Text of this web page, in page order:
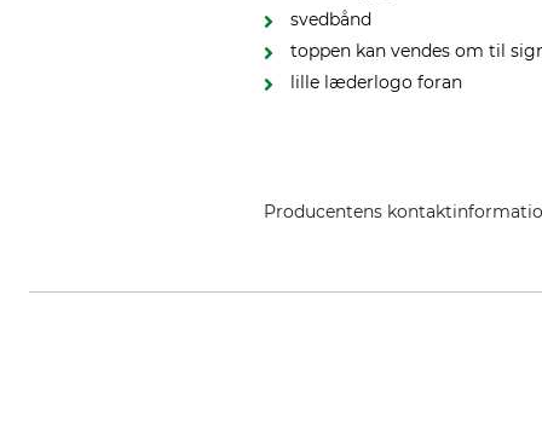
svedbånd
toppen kan vendes om til
lille læderlogo foran
Producentens